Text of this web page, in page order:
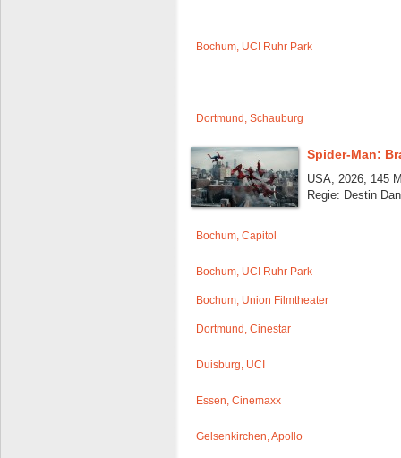
Bochum, UCI Ruhr Park
Dortmund, Schauburg
Spider-Man:
USA, 2026, 145
Regie: Destin
Bochum, Capitol
Bochum, UCI Ruhr Park
Bochum, Union Filmtheater
Dortmund, Cinestar
Duisburg, UCI
Essen, Cinemaxx
Gelsenkirchen, Apollo